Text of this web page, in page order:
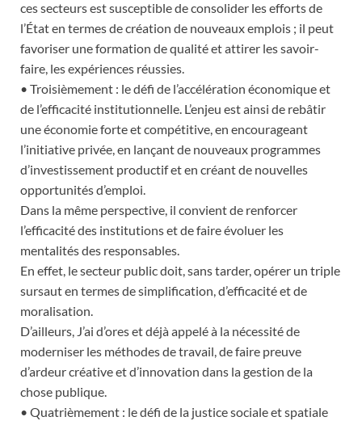
ces secteurs est susceptible de consolider les efforts de
l’État en termes de création de nouveaux emplois ; il peut
favoriser une formation de qualité et attirer les savoir-
faire, les expériences réussies.
• Troisièmement : le défi de l’accélération économique et
de l’efficacité institutionnelle. L’enjeu est ainsi de rebâtir
une économie forte et compétitive, en encourageant
l’initiative privée, en lançant de nouveaux programmes
d’investissement productif et en créant de nouvelles
opportunités d’emploi.
Dans la même perspective, il convient de renforcer
l’efficacité des institutions et de faire évoluer les
mentalités des responsables.
En effet, le secteur public doit, sans tarder, opérer un triple
sursaut en termes de simplification, d’efficacité et de
moralisation.
D’ailleurs, J’ai d’ores et déjà appelé à la nécessité de
moderniser les méthodes de travail, de faire preuve
d’ardeur créative et d’innovation dans la gestion de la
chose publique.
• Quatrièmement : le défi de la justice sociale et spatiale